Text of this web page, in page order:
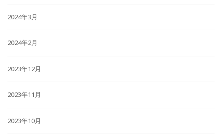
2024年3月
2024年2月
2023年12月
2023年11月
2023年10月